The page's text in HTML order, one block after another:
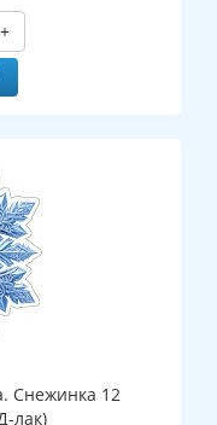
+
Снежинка 12
лак)